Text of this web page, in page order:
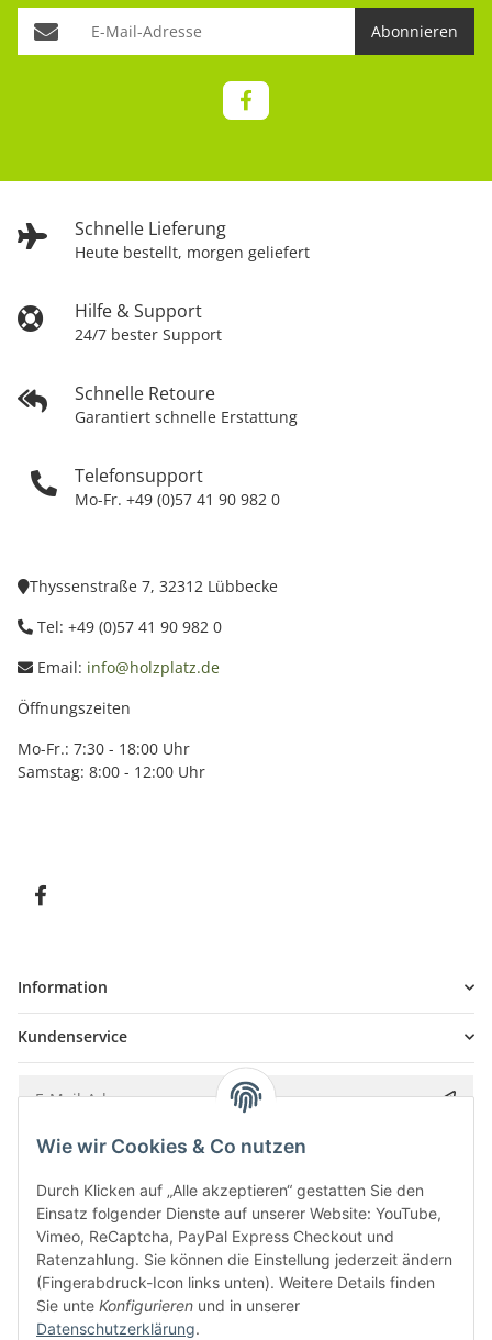
Schnelle Lieferung
Heute bestellt, morgen geliefert
Hilfe & Support
24/7 bester Support
Schnelle Retoure
Garantiert schnelle Erstattung
Telefonsupport
Mo-Fr. +49 (0)57 41 90 982 0
Abonnieren
Thyssenstraße 7, 32312 Lübbecke
Tel: +49 (0)57 41 90 982 0
Email: info@holzplatz.de
Öffnungszeiten
Mo-Fr.: 7:30 - 18:00 Uhr
Samstag: 8:00 - 12:00 Uhr
Information
Kundenservice
Bitte senden Sie mir entsprechend IhrerDatenschutzerklärung
Wie wir Cookies & Co nutzen
Durch Klicken auf „Alle akzeptieren“ gestatten Sie den
Einsatz folgender Dienste auf unserer Website: YouTube,
Vimeo, ReCaptcha, PayPal Express Checkout und
Ratenzahlung. Sie können die Einstellung jederzeit ändern
(Fingerabdruck-Icon links unten). Weitere Details finden
Sie unte Konfigurieren und in unserer
Datenschutzerklärung.